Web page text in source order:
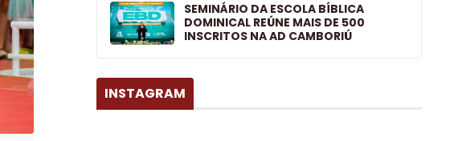
SEMINÁRIO DA ESCOLA BÍBLICA
DOMINICAL REÚNE MAIS DE 500
INSCRITOS NA AD CAMBORIÚ
INSTAGRAM